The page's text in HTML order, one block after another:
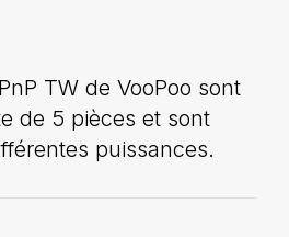
TW de VooPoo sont
de 5 pièces et sont
puissances.